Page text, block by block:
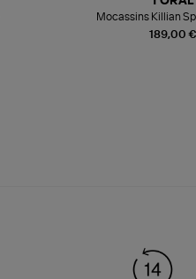
189,00 €
Mocassins Killian